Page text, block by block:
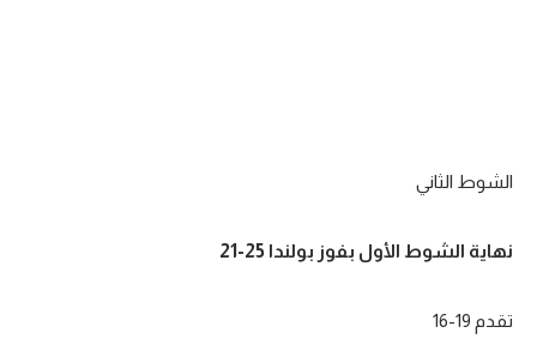
الشوط الثاني
نهاية الشوط الأول بفوز بولندا 25-21
تقدم 19-16